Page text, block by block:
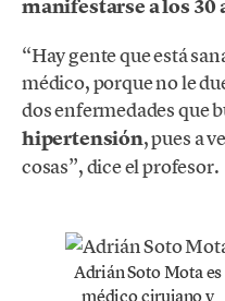
manifestarse a los 30
“Hay gente que está
médico, porque no le
dos enfermedades que
hipertensión, pues a
cosas”, dice el profesor.
Adrián Soto Mota es
médico cirujano y